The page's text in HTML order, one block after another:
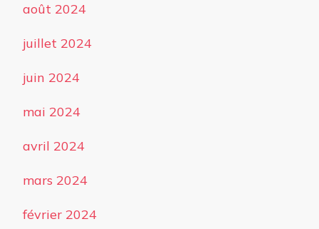
août 2024
juillet 2024
juin 2024
mai 2024
avril 2024
mars 2024
février 2024